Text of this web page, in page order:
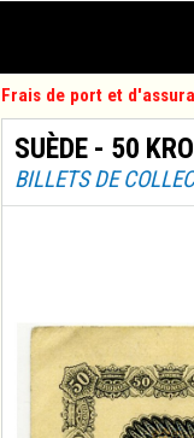
Frais de port et
SUÈDE - 50
BILLETS DE